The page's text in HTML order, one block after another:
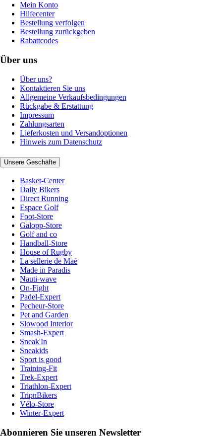
Mein Konto
Hilfecenter
Bestellung verfolgen
Bestellung zurückgeben
Rabattcodes
Über uns
Über uns?
Kontaktieren Sie uns
Allgemeine Verkaufsbedingungen
Rückgabe & Erstattung
Impressum
Zahlungsarten
Lieferkosten und Versandoptionen
Hinweis zum Datenschutz
Unsere Geschäfte
Basket-Center
Daily Bikers
Direct Running
Espace Golf
Foot-Store
Galopp-Store
Golf and co
Handball-Store
House of Rugby
La sellerie de Maé
Made in Paradis
Nauti-wave
On-Fight
Padel-Expert
Pecheur-Store
Pet and Garden
Slowood Interior
Smash-Expert
Sneak'In
Sneakids
Sport is good
Training-Fit
Trek-Expert
Triathlon-Expert
TripnBikers
Vélo-Store
Winter-Expert
Abonnieren Sie unseren Newsletter